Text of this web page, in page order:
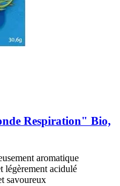
Respiration" Bio,
aromatique
légèrement acidulé
savoureux